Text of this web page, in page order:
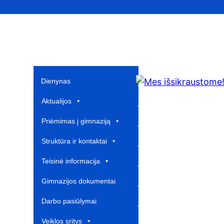
Dienynas
Aktualijos
Priėmimas į gimnaziją
Struktūra ir kontaktai
Teisinė informacija
Gimnazijos dokumentai
Darbo pasiūlymai
Veiklos sritys